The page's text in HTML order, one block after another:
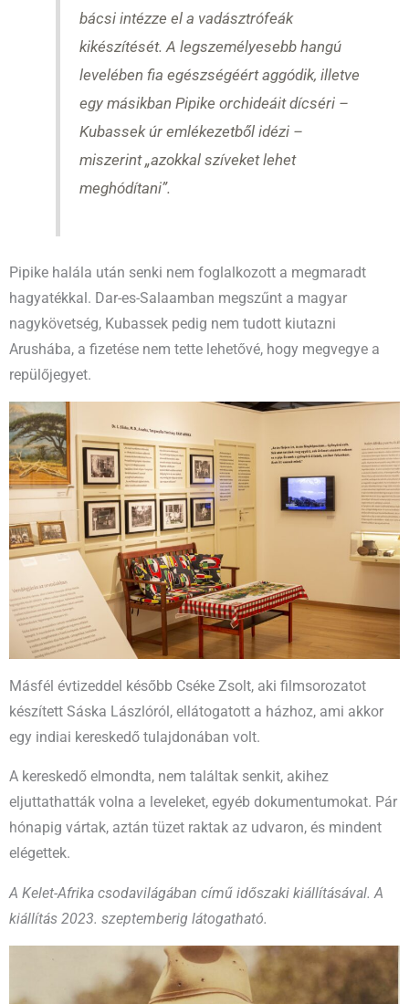
bácsi intézze el a vadásztrófeák
kikészítését. A legszemélyesebb hangú
levelében fia egészségéért aggódik, illetve
egy másikban Pipike orchideáit dícséri –
Kubassek úr emlékezetből idézi –
miszerint „azokkal szíveket lehet
meghódítani”.
Pipike halála után senki nem foglalkozott a megmaradt
hagyatékkal. Dar-es-Salaamban megszűnt a magyar
nagykövetség, Kubassek pedig nem tudott kiutazni
Arushába, a fizetése nem tette lehetővé, hogy megvegye a
repülőjegyet.
Másfél évtizeddel később Cséke Zsolt, aki filmsorozatot
készített Sáska Lászlóról, ellátogatott a házhoz, ami akkor
egy indiai kereskedő tulajdonában volt.
A kereskedő elmondta, nem találtak senkit, akihez
eljuttathatták volna a leveleket, egyéb dokumentumokat. Pár
hónapig vártak, aztán tüzet raktak az udvaron, és mindent
elégettek.
A Kelet-Afrika csodavilágában című időszaki kiállításával. A
kiállítás 2023. szeptemberig látogatható.